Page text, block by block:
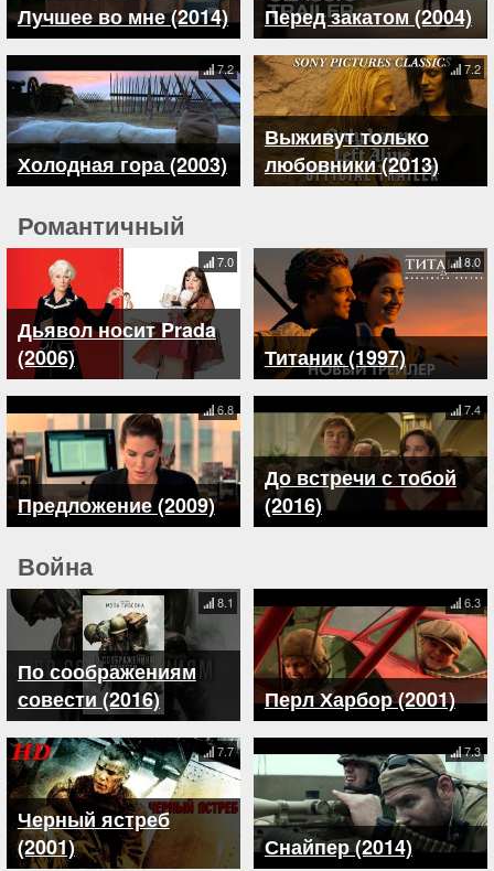
Лучшее во мне (2014) Перед закатом (2004)
Холодная гора (2003)
7.2
Выживут только
любовники (2013)
7.2
Романтичный
Дьявол носит Prada
(2006)
7.0
Титаник (1997)
8.0
Предложение (2009)
6.8
До встречи с тобой
(2016)
7.4
Война
По соображениям
совести (2016)
8.1
Перл Харбор (2001)
6.3
Черный ястреб
(2001)
7.7
Снайпер (2014)
7.3